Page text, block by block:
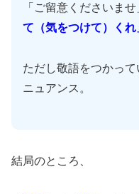
「ご留意くださいま
て（気をつけて）くれ
ただし敬語をつかっ
ニュアンス。
結局のところ、